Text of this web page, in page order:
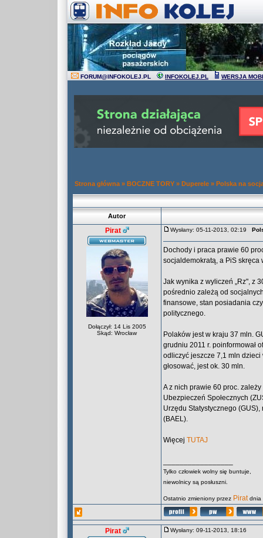
FORUM@INFOKOLEJ.PL INFOKOLEJ.PL WERSJA
Strona główna » BOCZNE TORY » Duperele » Polska na
Autor
Pirat
Dołączył: 14 Lis 2005
Skąd: Wrocław
Wysłany: 05-11-2013, 02:19
Dochody i praca prawie 60
socjaldemokratą, a PiS skręca
Jak wynika z wyliczeń „Rz", z
pośrednio zależą od
finansowe, stan posiadania
politycznego.
Polaków jest w kraju 37 mln.
grudniu 2011 r. poinformował
odliczyć jeszcze 7,1 mln
głosować, jest ok. 30 mln.
A z nich prawie 60 proc.
Ubezpieczeń Społecznych
Urzędu Statystycznego
(BAEL).
Więcej TUTAJ
Tylko człowiek wolny się buntuje,
niewolnicy są posłuszni.
Ostatnio zmieniony przez Piratdnia
Pirat Wysłany: 09-11-2013, 18:16